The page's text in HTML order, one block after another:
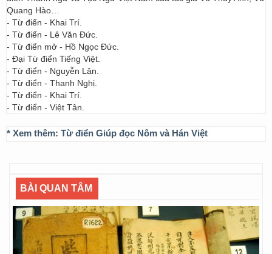
Quang Hào…
- Từ điển - Khai Trí.
- Từ điển - Lê Văn Đức.
- Từ điển mở - Hồ Ngọc Đức.
- Đại Từ điển Tiếng Việt.
- Từ điển - Nguyễn Lân.
- Từ điển - Thanh Nghị.
- Từ điển - Khai Trí.
- Từ điển - Việt Tân.
* Xem thêm: Từ điển Giúp đọc Nôm và Hán Việt
BÀI QUAN TÂM